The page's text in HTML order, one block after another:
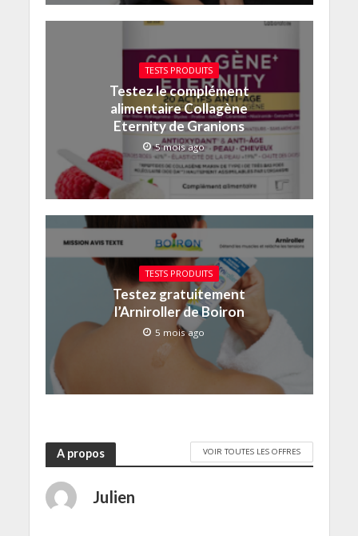
TESTS PRODUITS
Testez le complément
alimentaire Collagène
Eternity de Granions
5 mois ago
TESTS PRODUITS
Testez gratuitement
l’Arniroller de Boiron
5 mois ago
A propos VOIR TOUTES LES OFFRES
Julien